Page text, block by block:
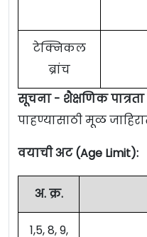
टेक्निकल
ब्रांच
सूचना - शैक्षणिक पात्रता
पाहण्यासाठी मूळ
वयाची अट (Age Limit):
अ. क्र.
1,5, 8, 9,